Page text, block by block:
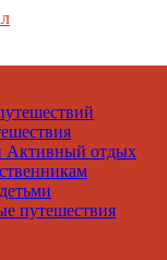
Активный отдых
путешествия